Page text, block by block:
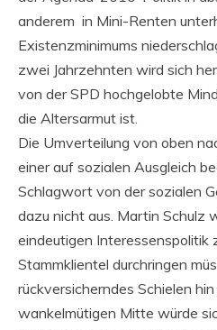
anderem in Mini-Renten
Existenzminimums
zwei Jahrzehnten wird sich
von der SPD hochgelobte
die Altersarmut ist.
Die Umverteilung von oben
einer auf sozialen Ausgleich
Schlagwort von der sozialen
dazu nicht aus. Martin Schulz
eindeutigen Interessenspolitik
Stammklientel durchringen
rückversicherndes Schielen
wankelmütigen Mitte würde